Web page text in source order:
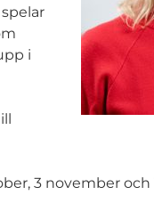
i
3 november och